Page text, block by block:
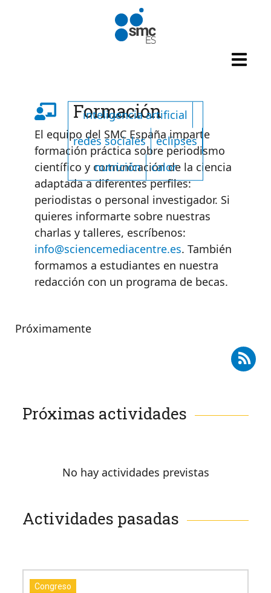
Pasar al contenido principal
Listado de tags
inteligencia artificial
redes sociales
eclipses
nutrición
calor
Formación
El equipo del SMC España imparte
formación práctica sobre periodismo
científico y comunicación de la ciencia
adaptada a diferentes perfiles:
periodistas o personal investigador. Si
quieres informarte sobre nuestras
charlas y talleres, escríbenos:
info@sciencemediacentre.es. También
formamos a estudiantes en nuestra
redacción con un programa de becas.
Próximamente
Próximas actividades
No hay actividades previstas
Actividades pasadas
Congreso
Suscribirse a RSS - Formación